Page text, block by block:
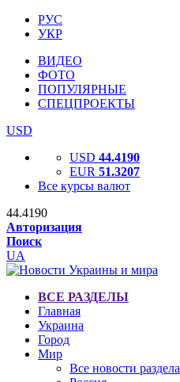
РУС
УКР
ВИДЕО
ФОТО
ПОПУЛЯРНЫЕ
СПЕЦПРОЕКТЫ
USD
USD 44.4190
EUR 51.3207
Все курсы валют
44.4190
Авторизация
Поиск
UA
ВСЕ РАЗДЕЛЫ
Главная
Украина
Город
Мир
Все новости раздела